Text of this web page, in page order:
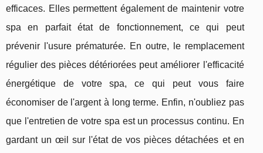
efficaces. Elles permettent également de maintenir votre
spa en parfait état de fonctionnement, ce qui peut
prévenir l'usure prématurée. En outre, le remplacement
régulier des pièces détériorées peut améliorer l'efficacité
énergétique de votre spa, ce qui peut vous faire
économiser de l'argent à long terme. Enfin, n'oubliez pas
que l'entretien de votre spa est un processus continu. En
gardant un œil sur l'état de vos pièces détachées et en